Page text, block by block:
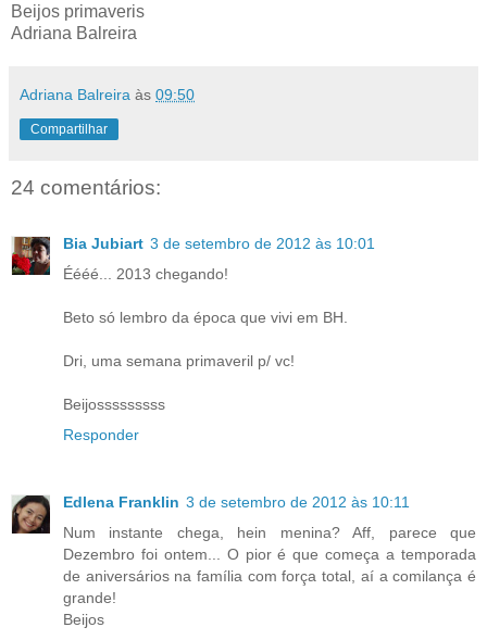
Beijos primaveris
Adriana Balreira
Adriana Balreira às 09:50
Compartilhar
24 comentários:
Bia Jubiart 3 de setembro de 2012 às 10:01
Éééé... 2013 chegando!
Beto só lembro da época que vivi em BH.
Dri, uma semana primaveril p/ vc!
Beijosssssssss
Responder
Edlena Franklin 3 de setembro de 2012 às 10:11
Num instante chega, hein menina? Aff, parece que
Dezembro foi ontem... O pior é que começa a temporada
de aniversários na família com força total, aí a comilança é
grande!
Beijos